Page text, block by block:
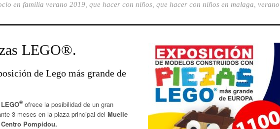
en familia verano 2019 que hacer con niños que hacer con niños en malaga verano
LEGO®.
de Lego más grande de
® ofrece la posibilidad de un gran
3 meses en la plaza principal del Muelle
Centro Pompidou.